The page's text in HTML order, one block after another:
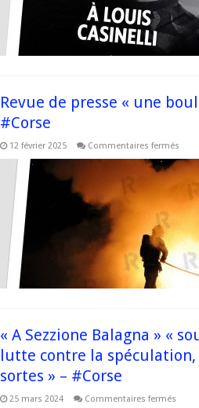
Revue de presse « une
#Corse
12 février 2025 Commentaires ferméssur
de
« une
de
à
« A Sezzione Balagna » «
lutte contre la
sortes » – #Corse
25 mars 2024 Commentaires ferméssur